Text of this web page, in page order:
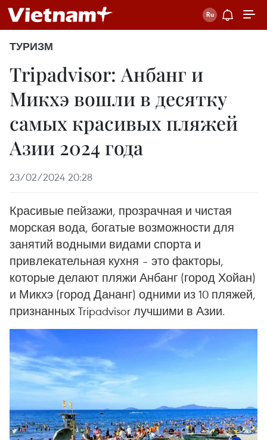
ТУРИЗМ
Tripadvisor: Анбанг и
Микхэ вошли в десятку
самых красивых пляжей
Азии 2024 года
23/02/2024 20:28
Красивые пейзажи, прозрачная и чистая
морская вода, богатые возможности для
занятий водными видами спорта и
привлекательная кухня – это факторы,
которые делают пляжи Анбанг (город Хойан)
и Микхэ (город Дананг) одними из 10 пляжей,
признанных Tripadvisor лучшими в Азии.